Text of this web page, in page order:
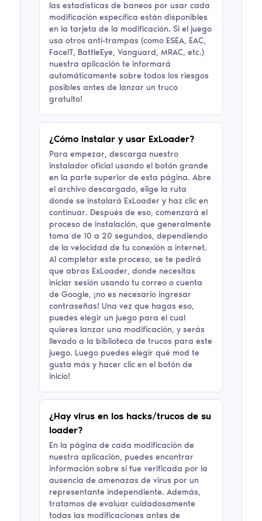
las estadísticas de baneos por usar cada
modificación específica están disponibles
en la tarjeta de la modificación. Si el juego
usa otros anti-trampas (como ESEA, EAC,
FaceIT, BattleEye, Vanguard, MRAC, etc.)
nuestra aplicación te informará
automáticamente sobre todos los riesgos
posibles antes de lanzar un truco
gratuito!
¿Cómo instalar y usar ExLoader?
Para empezar, descarga nuestro
instalador oficial usando el botón grande
en la parte superior de esta página. Abre
el archivo descargado, elige la ruta
donde se instalará ExLoader y haz clic en
continuar. Después de eso, comenzará el
proceso de instalación, que generalmente
toma de 10 a 20 segundos, dependiendo
de la velocidad de tu conexión a internet.
Al completar este proceso, se te pedirá
que abras ExLoader, donde necesitas
iniciar sesión usando tu correo o cuenta
de Google, ¡no es necesario ingresar
contraseñas! Una vez que hagas eso,
puedes elegir un juego para el cual
quieres lanzar una modificación, y serás
llevado a la biblioteca de trucos para este
juego. Luego puedes elegir qué mod te
gusta más y hacer clic en el botón de
inicio!
¿Hay virus en los hacks/trucos de su
loader?
En la página de cada modificación de
nuestra aplicación, puedes encontrar
información sobre si fue verificada por la
ausencia de amenazas de virus por un
representante independiente. Además,
tratamos de evaluar cuidadosamente
todas las modificaciones antes de